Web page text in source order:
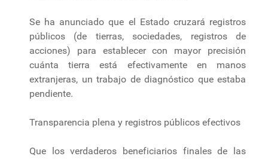
Se ha anunciado que el Estado cruzará registros
públicos (de tierras, sociedades, registros de
acciones) para establecer con mayor precisión
cuánta tierra está efectivamente en manos
extranjeras, un trabajo de diagnóstico que estaba
pendiente.
Transparencia plena y registros públicos efectivos
Que los verdaderos beneficiarios finales de las